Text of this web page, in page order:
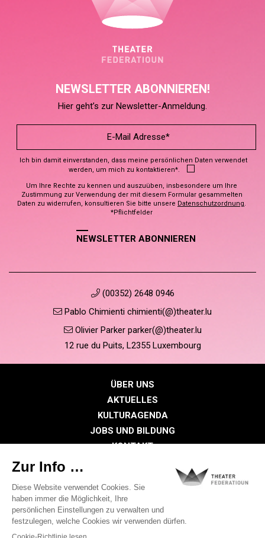
NEWSLETTER ABONNIEREN!
Hier geht’s zur Newsletter-Anmeldung.
Ich bin damit einverstanden, dass meine persönlichen Daten verwendet
werden, um mich zu kontaktieren*.
Um Ihre Rechte zu kennen und auszuüben, insbesondere um Ihre
Zustimmung zur Verwendung der mit diesem Formular gesammelten
Daten zu widerrufen, konsultieren Sie bitte unsere Datenschutzordnung.
*Pflichtfelder
NEWSLETTER ABONNIEREN
(00352) 2648 0946
Pablo Chimienti chimienti(@)theater.lu
Olivier Parker parker(@)theater.lu
12 rue du Puits, L2355 Luxembourg
ÜBER UNS
AKTUELLES
KULTURAGENDA
JOBS UND BILDUNG
KONTAKT
MITGLIEDERBEREICH
Datenschutzrichtlinie
Cookie-Richtlinien